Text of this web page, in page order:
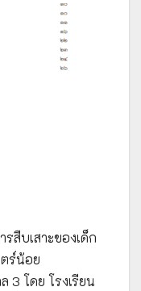
สืบเสาะของเด็ก
ร์น้อย
3 โดย โรงเรียน